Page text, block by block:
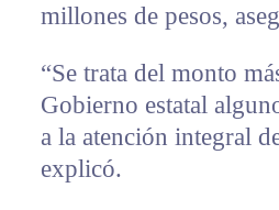
millones de pesos,
“Se trata del monto
Gobierno estatal
a la atención integral
explicó.